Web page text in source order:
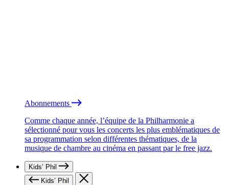
Abonnements
Comme chaque année, l’équipe de la Philharmonie a
sélectionné pour vous les concerts les plus emblématiques de
sa programmation selon différentes thématiques, de la
musique de chambre au cinéma en passant par le free jazz.
Kids’ Phil
Kids’ Phil